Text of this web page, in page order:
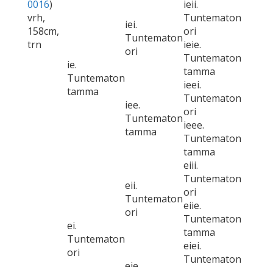
0016)
vrh,
158cm,
trn
ie.
Tuntematon
tamma
iei.
Tuntematon
ori
ieii.
Tuntematon
ori
ieie.
Tuntematon
tamma
iee.
Tuntematon
tamma
ieei.
Tuntematon
ori
ieee.
Tuntematon
tamma
ei.
Tuntematon
ori
eii.
Tuntematon
ori
eiii.
Tuntematon
ori
eiie.
Tuntematon
tamma
eiei.
Tuntematon